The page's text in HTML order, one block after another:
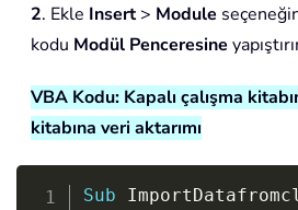
2. Ekle Insert> Module
kodu Modül Penceresine
VBA Kodu: Kapalı çalışma
kitabına veri aktarımı
Sub